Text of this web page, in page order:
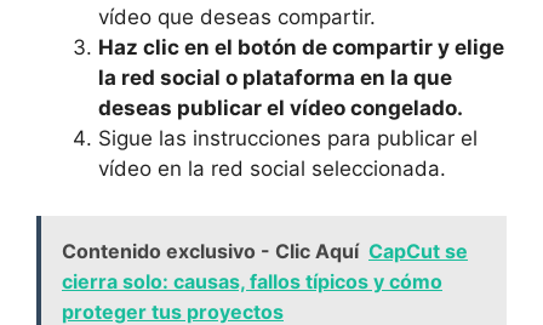
vídeo que deseas compartir.
Haz clic en el botón de compartir y elige
la red social o plataforma en la que
deseas publicar el vídeo congelado.
Sigue las instrucciones para publicar el
vídeo en la red social seleccionada.
Contenido exclusivo - Clic Aquí CapCut se
cierra solo: causas, fallos típicos y cómo
proteger tus proyectos